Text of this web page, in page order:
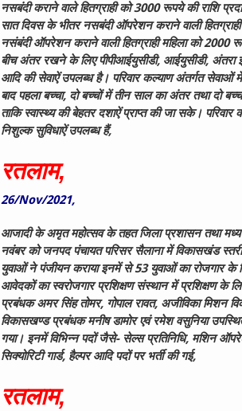
नसबंदी कराने वाले हितग्राही को 3000 रूपये की राशि
सात दिवस के भीतर नसबंदी ऑपरेशन कराने वाली
नसंबंदी ऑपरेशन कराने वाली हितग्राही महिला को 2000
बीच अंतर रखने के लिए पीपीआईयुसीडी, आईयुसीडी, अंतरा
आदि की सेवाऐं उपलब्ध है। परिवार कल्याण अंतर्गत सेवाओं
बाद पहला बच्चा, दो बच्चों में तीन साल का अंतर तथा दो
ताकि स्वास्थ्य की बेहतर दशाऐं प्राप्त की जा सके।
निशुल्क सुविधाऐं उपलब्ध हैं,
रतलाम,
26/Nov/2021,
आजादी के अमृत महोत्सव के तहत जिला प्रशासन तथा मध्य
नवंबर को जनपद पंचायत परिसर सैलाना में विकासखंड
युवाओं ने पंजीयन कराया इनमें से 53 युवाओं का रोजगार के
आवेदकों का स्वरोजगार प्रशिक्षण संस्थान में प्रशिक्षण के
प्रबंधक अमर सिंह तोमर, गोपाल रावत, अजीविका मिशन
विकासखण्ड प्रबंधक मनीष डामोर एवं रमेश वसुनिया
गया। इनमें विभिन्न पदों जैसे- सेल्स प्रतिनिधि, मशिन
सिक्योरिटी गार्ड, हैल्पर आदि पदों पर भर्ती की गई,
रतलाम,